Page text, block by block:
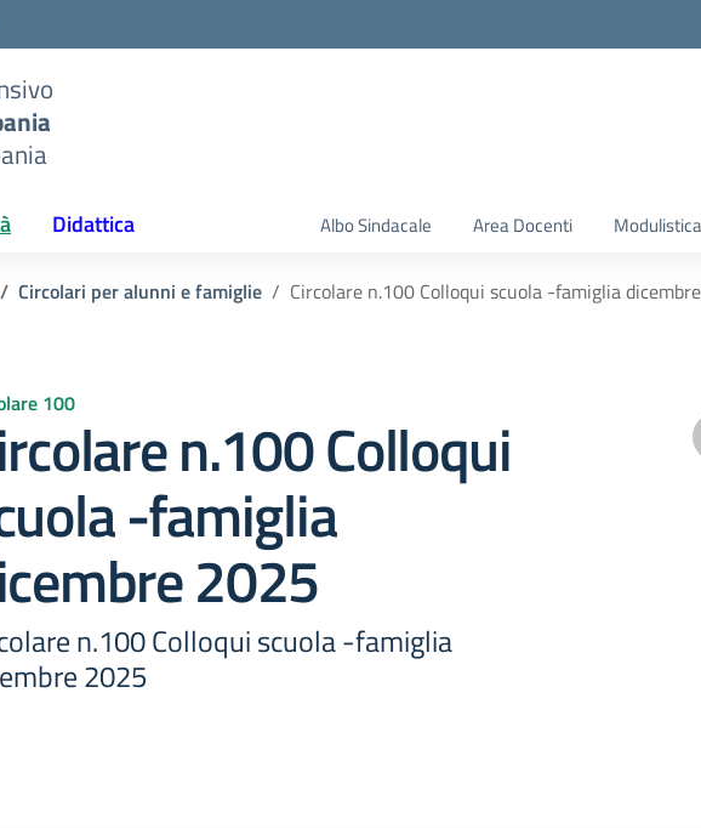
Didattica Albo Sindacale Area Docenti
Circolari per alunni e famiglie Circolare n.100 Colloqui scuola -famiglia
100
n.100 Colloqui
-famiglia
2025
n.100 Colloqui scuola -famiglia
2025